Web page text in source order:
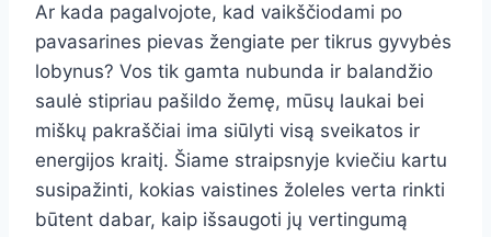
Ar kada pagalvojote, kad vaikščiodami po
pavasarines pievas žengiate per tikrus gyvybės
lobynus? Vos tik gamta nubunda ir balandžio
saulė stipriau pašildo žemę, mūsų laukai bei
miškų pakraščiai ima siūlyti visą sveikatos ir
energijos kraitį. Šiame straipsnyje kviečiu kartu
susipažinti, kokias vaistines žoleles verta rinkti
būtent dabar, kaip išsaugoti jų vertingumą